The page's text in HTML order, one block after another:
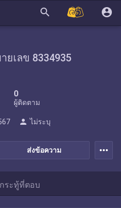
search account_circle
ยเลข 8334935
0
ผู้ติดตาม
ส่งข้อความ
person ไม่ระบุ
more_horiz
กระทู้ที่ตอบ